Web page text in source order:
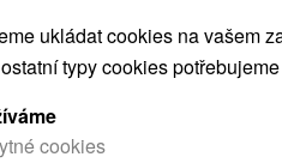
ukládat cookies na vašem
typy cookies
cookies